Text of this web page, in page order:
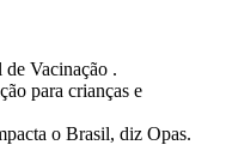
Vacinação .
para crianças e
o Brasil, diz Opas.